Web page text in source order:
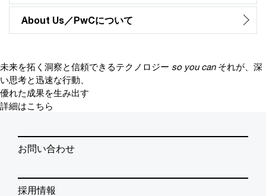
About Us／PwCについて
未来を拓く洞察と信頼できるテクノロジー so you can それが、深
い思考と迅速な行動、
優れた成果を生み出す
詳細はこちら
お問い合わせ
採用情報